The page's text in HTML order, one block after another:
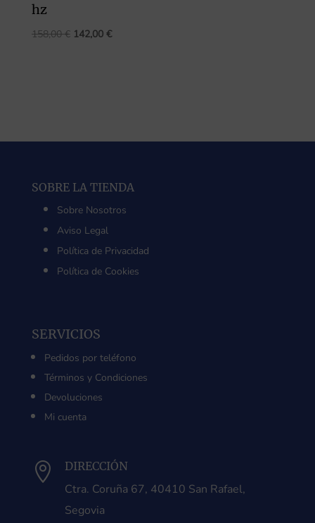
hz
158,00€ El
142,00 €El
SOBRE LA TIENDA
Sobre Nosotros
Aviso Legal
Política de Privacidad
Política de Cookies
SERVICIOS
Pedidos por teléfono
Términos y Condiciones
Devoluciones
Mi cuenta
 DIRECCIÓN
Ctra. Coruña 67, 40410 San Rafael,
Segovia